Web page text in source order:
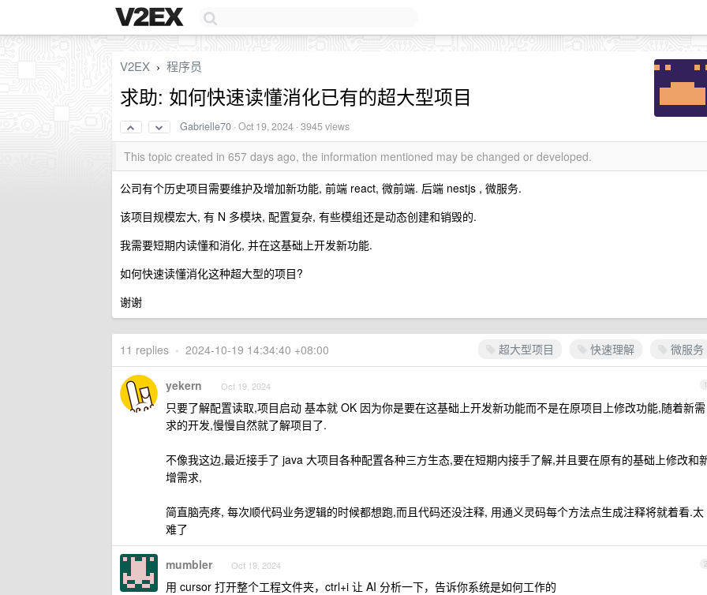
V2EX › 程序员
求助: 如何快速读懂消化已有的超大型项目
Gabrielle70 ·Oct 19, 2024 · 3945 views
This topic created in 657 days ago, the information mentioned may be changed or developed.
公司有个历史项目需要维护及增加新功能, 前端 react, 微前端. 后端 nestjs , 微服务.
该项目规模宏大, 有 N 多模块, 配置复杂, 有些模组还是动态创建和销毁的.
我需要短期内读懂和消化, 并在这基础上开发新功能.
如何快速读懂消化这种超大型的项目?
谢谢
超大型项目 快速理解 微服务
11 replies • 2024-10-19 14:34:40 +08:00
1
yekern Oct 19, 2024
只要了解配置读取,项目启动 基本就 OK 因为你是要在这基础上开发新功能而不是在原项目上修改功能,随着新需
求的开发,慢慢自然就了解项目了.
不像我这边,最近接手了 java 大项目各种配置各种三方生态,要在短期内接手了解,并且要在原有的基础上修改和
增需求,
简直脑壳疼, 每次顺代码业务逻辑的时候都想跑,而且代码还没注释, 用通义灵码每个方法点生成注释将就着看.太
难了
2
mumbler Oct 19, 2024
用 cursor 打开整个工程文件夹，ctrl+i 让 AI 分析一下，告诉你系统是如何工作的